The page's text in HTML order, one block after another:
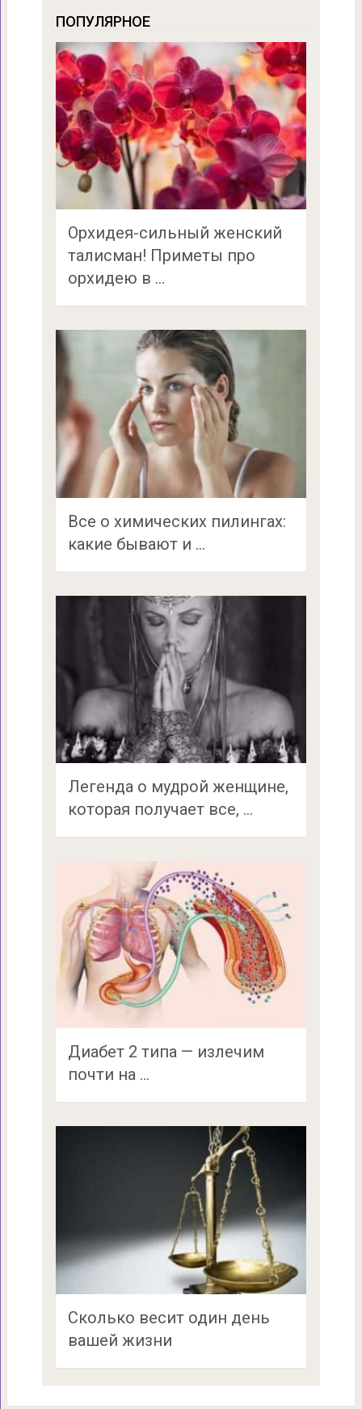
ПОПУЛЯРНОЕ
Орхидея-сильный женский
талисман! Приметы про
орхидею в …
Все о химических пилингах:
какие бывают и …
Легенда о мудрой женщине,
которая получает все, …
Диабет 2 типа — излечим
почти на …
Сколько весит один день
вашей жизни